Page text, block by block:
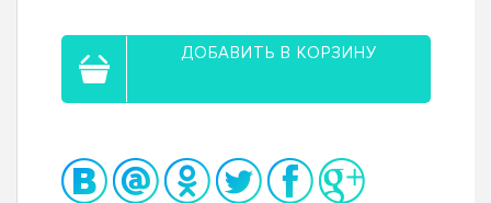
ДОБАВИТЬ В КОРЗИНУ